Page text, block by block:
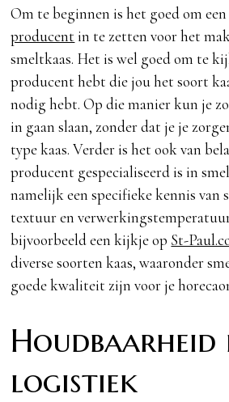
Om te beginnen is het goed om
producent in te zetten voor het
smeltkaas. Het is wel goed om te
producent hebt die jou het soort
nodig hebt. Op die manier kun je
in gaan slaan, zonder dat je je
type kaas. Verder is het ook van
producent gespecialiseerd is in
namelijk een specifieke kennis van
textuur en
bijvoorbeeld een kijkje op St-
diverse soorten kaas, waaronder
goede kwaliteit zijn voor je
Houdbaarheid
logistiek